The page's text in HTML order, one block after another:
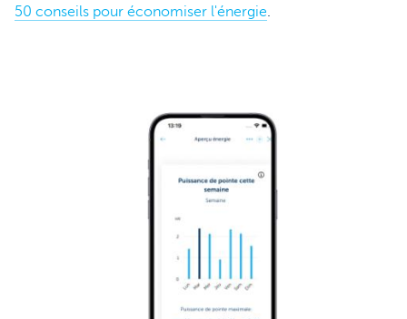
50 conseils pour économiser l'énergie.